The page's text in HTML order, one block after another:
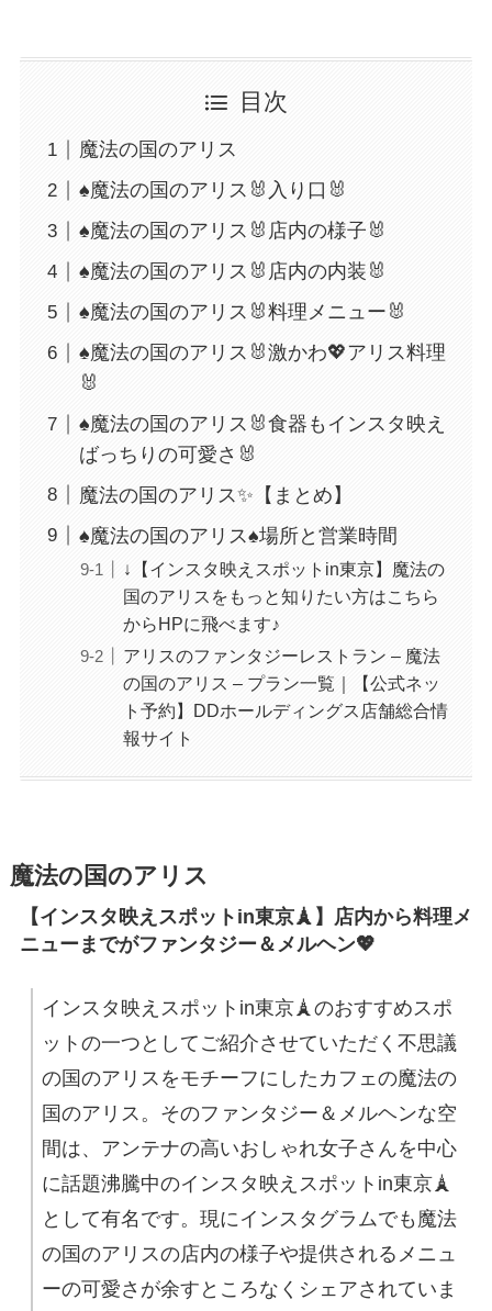
目次
魔法の国のアリス
♠魔法の国のアリス🐰入り口🐰
♠魔法の国のアリス🐰店内の様子🐰
♠魔法の国のアリス🐰店内の内装🐰
♠魔法の国のアリス🐰料理メニュー🐰
♠魔法の国のアリス🐰激かわ💖アリス料理
🐰
♠魔法の国のアリス🐰食器もインスタ映え
ばっちりの可愛さ🐰
魔法の国のアリス✨【まとめ】
♠魔法の国のアリス♠場所と営業時間
↓【インスタ映えスポットin東京】魔法の
国のアリスをもっと知りたい方はこちら
からHPに飛べます♪
アリスのファンタジーレストラン – 魔法
の国のアリス – プラン一覧｜【公式ネッ
ト予約】DDホールディングス店舗総合情
報サイト
魔法の国のアリス
【インスタ映えスポットin東京🗼】店内から料理メ
ニューまでがファンタジー＆メルヘン💖
インスタ映えスポットin東京🗼のおすすめスポ
ットの一つとしてご紹介させていただく不思議
の国のアリスをモチーフにしたカフェの魔法の
国のアリス。そのファンタジー＆メルヘンな空
間は、アンテナの高いおしゃれ女子さんを中心
に話題沸騰中のインスタ映えスポットin東京🗼
として有名です。現にインスタグラムでも魔法
の国のアリスの店内の様子や提供されるメニュ
ーの可愛さが余すところなくシェアされていま